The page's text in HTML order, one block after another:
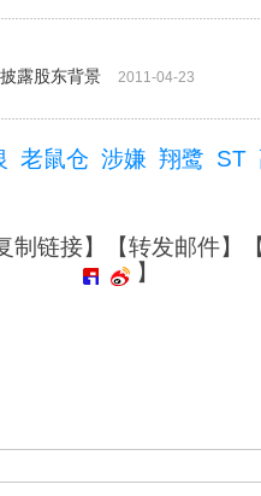
露股东背景
2011-04-23
老鼠仓 涉嫌 翔鹭 ST
制链接】【转发邮件】
】